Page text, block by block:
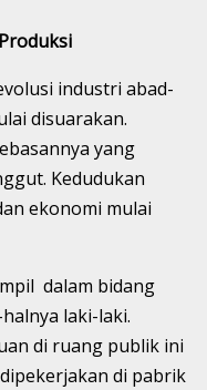
industri abad-
disuarakan.
yang
Kedudukan
ekonomi mulai
dalam bidang
laki-laki.
di ruang publik ini
di pabrik